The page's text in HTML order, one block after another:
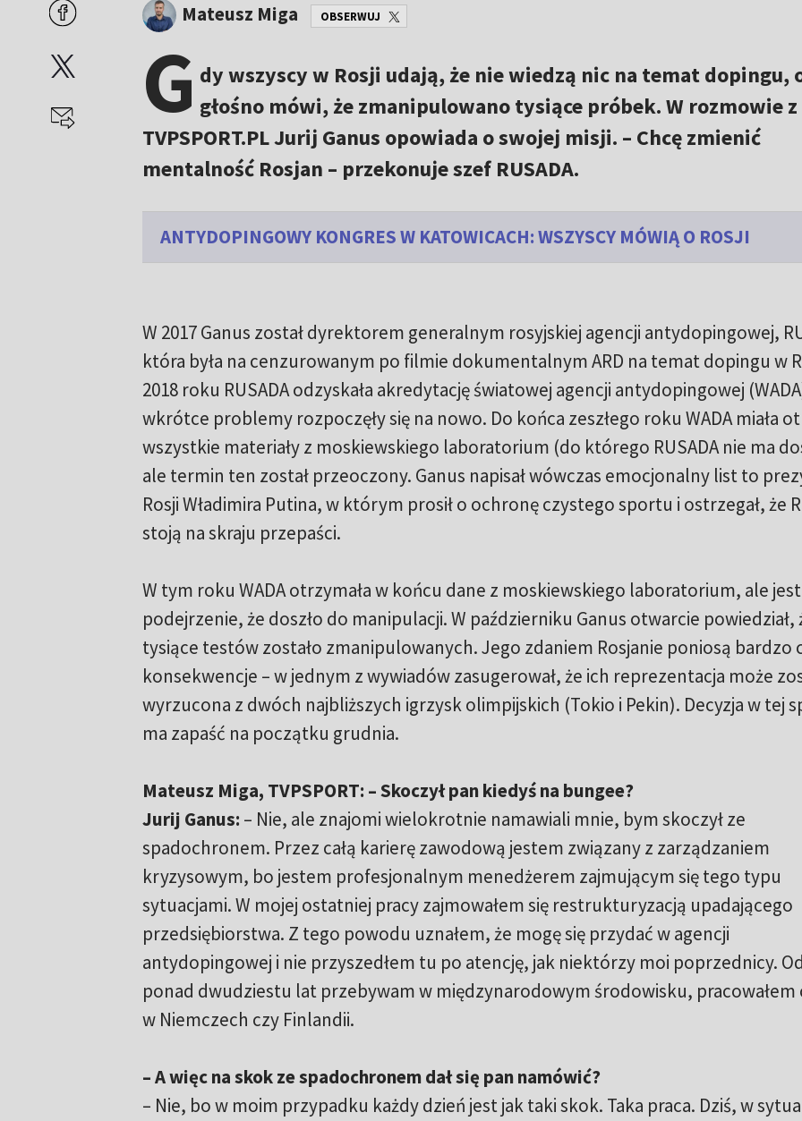
Mateusz Miga OBSERWUJ
G dy wszyscy w Rosji udają, że nie wiedzą nic na temat dopingu,
głośno mówi, że zmanipulowano tysiące próbek. W rozmowie z
TVPSPORT.PL Jurij Ganus opowiada o swojej misji. – Chcę zmienić
mentalność Rosjan – przekonuje szef RUSADA.
ANTYDOPINGOWY KONGRES W KATOWICACH: WSZYSCY MÓWIĄ O ROSJI
W 2017 Ganus został dyrektorem generalnym rosyjskiej agencji antydopingowej,
która była na cenzurowanym po filmie dokumentalnym ARD na temat dopingu w
2018 roku RUSADA odzyskała akredytację światowej agencji antydopingowej
wkrótce problemy rozpoczęły się na nowo. Do końca zeszłego roku WADA miała
wszystkie materiały z moskiewskiego laboratorium (do którego RUSADA nie ma
ale termin ten został przeoczony. Ganus napisał wówczas emocjonalny list to
Rosji Władimira Putina, w którym prosił o ochronę czystego sportu i ostrzegał, że
stoją na skraju przepaści.
W tym roku WADA otrzymała w końcu dane z moskiewskiego laboratorium, ale jest
podejrzenie, że doszło do manipulacji. W październiku Ganus otwarcie powiedział,
tysiące testów zostało zmanipulowanych. Jego zdaniem Rosjanie poniosą bardzo
konsekwencje – w jednym z wywiadów zasugerował, że ich reprezentacja może
wyrzucona z dwóch najbliższych igrzysk olimpijskich (Tokio i Pekin). Decyzja w tej
ma zapaść na początku grudnia.
Mateusz Miga, TVPSPORT: – Skoczył pan kiedyś na bungee?
Jurij Ganus: – Nie, ale znajomi wielokrotnie namawiali mnie, bym skoczył ze
spadochronem. Przez całą karierę zawodową jestem związany z zarządzaniem
kryzysowym, bo jestem profesjonalnym menedżerem zajmującym się tego typu
sytuacjami. W mojej ostatniej pracy zajmowałem się restrukturyzacją upadającego
przedsiębiorstwa. Z tego powodu uznałem, że mogę się przydać w agencji
antydopingowej i nie przyszedłem tu po atencję, jak niektórzy moi poprzednicy.
ponad dwudziestu lat przebywam w międzynarodowym środowisku, pracowałem
w Niemczech czy Finlandii.
– A więc na skok ze spadochronem dał się pan namówić?
– Nie, bo w moim przypadku każdy dzień jest jak taki skok. Taka praca. Dziś, w